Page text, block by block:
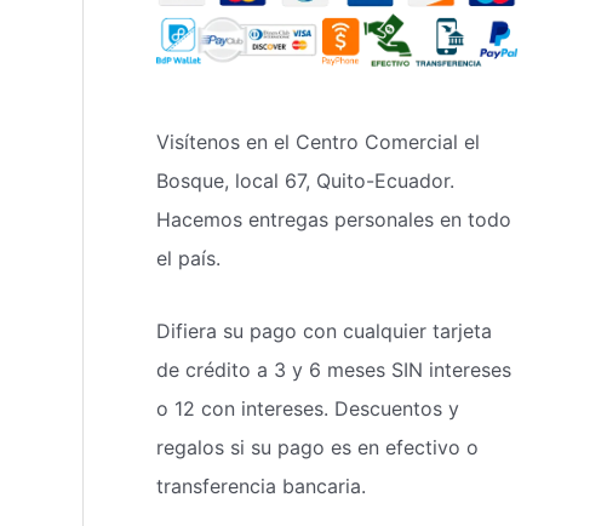
Visítenos en el Centro Comercial el
Bosque, local 67, Quito-Ecuador.
Hacemos entregas personales en todo
el país.
Difiera su pago con cualquier tarjeta
de crédito a 3 y 6 meses SIN intereses
o 12 con intereses. Descuentos y
regalos si su pago es en efectivo o
transferencia bancaria.